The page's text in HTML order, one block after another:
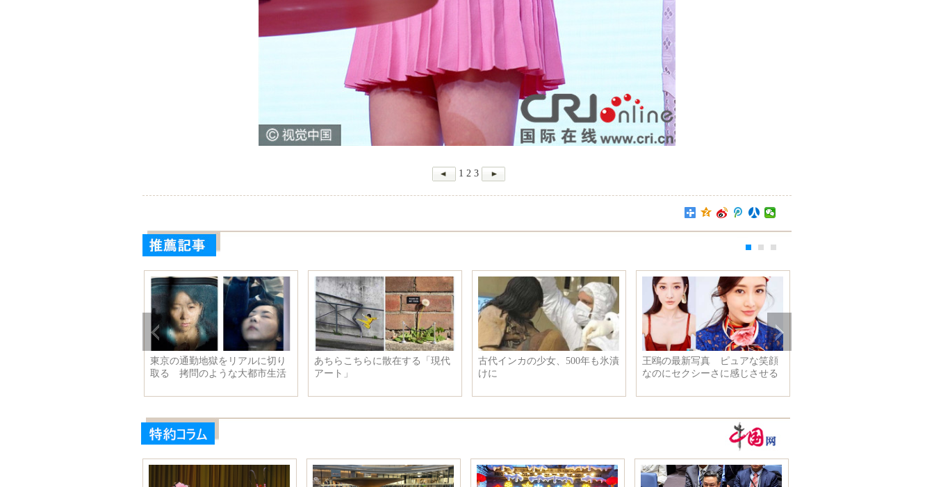
1 2 3
王鴎の最新写真 ピュアな笑顔
なのにセクシーさに感じさせる
リー・シャオルーの華やかなド
レス姿 セクシーで高貴
総合：「一帯一路」が中国・カ
ンボジアの経済貿易協力を後押
習近平主席はバングラデシュの
チョードリー国会議長と会見